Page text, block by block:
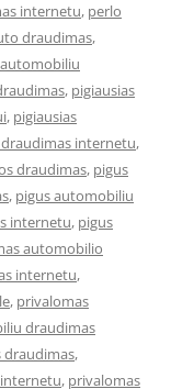
internetu, perlo
draudimas,
, pigiausias
, pigiausias
draudimas internetu,
draudimas, pigus
, pigus automobiliu
internetu, pigus
automobilio
internetu,
, privalomas
draudimas
draudimas,
, privalomas